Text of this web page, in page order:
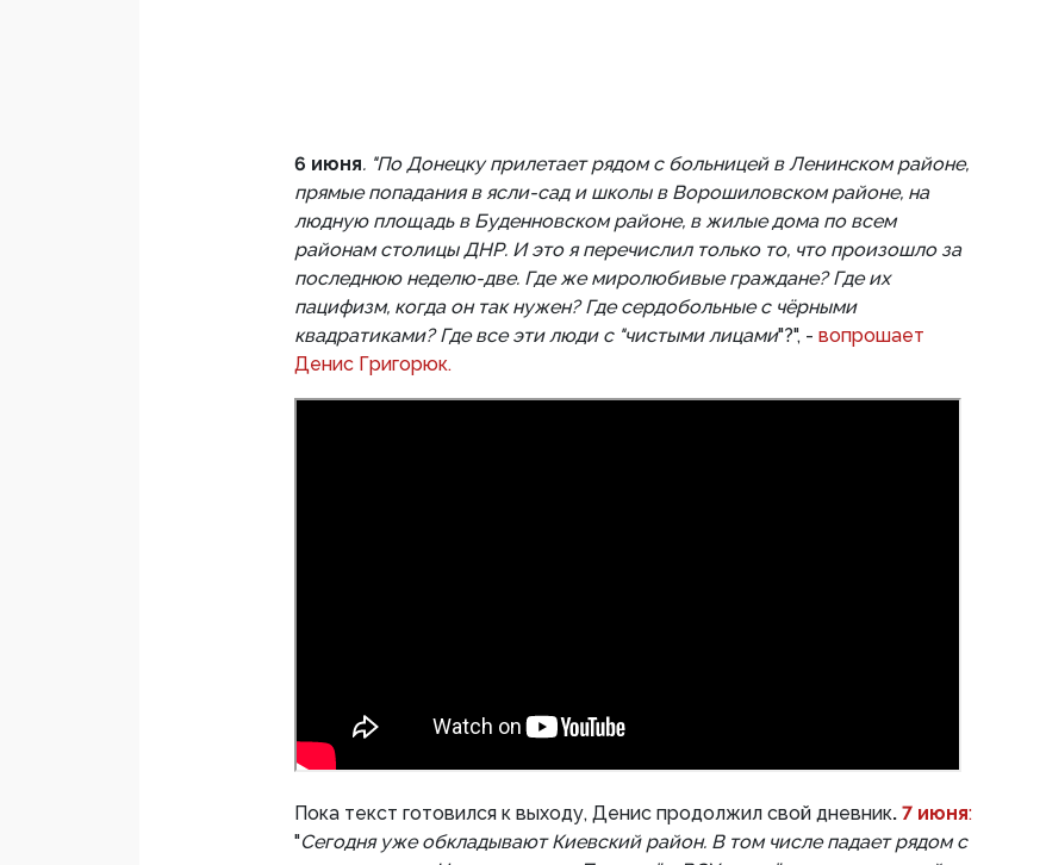
6 июня. "По Донецку прилетает рядом с больницей в Ленинском районе,
прямые попадания в ясли-сад и школы в Ворошиловском районе, на
людную площадь в Буденновском районе, в жилые дома по всем
районам столицы ДНР. И это я перечислил только то, что произошло за
последнюю неделю-две. Где же миролюбивые граждане? Где их
пацифизм, когда он так нужен? Где сердобольные с чёрными
квадратиками? Где все эти люди с "чистыми лицами"?", - вопрошает
Денис Григорюк.
Пока текст готовился к выходу, Денис продолжил свой дневник. 7 июня:
"Сегодня уже обкладывают Киевский район. В том числе падает рядом с